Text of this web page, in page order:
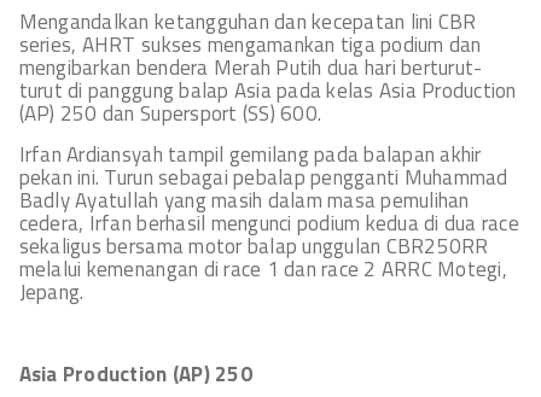
Mengandalkan ketangguhan dan kecepatan lini CBR
series, AHRT sukses mengamankan tiga podium dan
mengibarkan bendera Merah Putih dua hari berturut-
turut di panggung balap Asia pada kelas Asia Production
(AP) 250 dan Supersport (SS) 600.
Irfan Ardiansyah tampil gemilang pada balapan akhir
pekan ini. Turun sebagai pebalap pengganti Muhammad
Badly Ayatullah yang masih dalam masa pemulihan
cedera, Irfan berhasil mengunci podium kedua di dua race
sekaligus bersama motor balap unggulan CBR250RR
melalui kemenangan di race 1 dan race 2 ARRC Motegi,
Jepang.
Asia Production (AP) 250